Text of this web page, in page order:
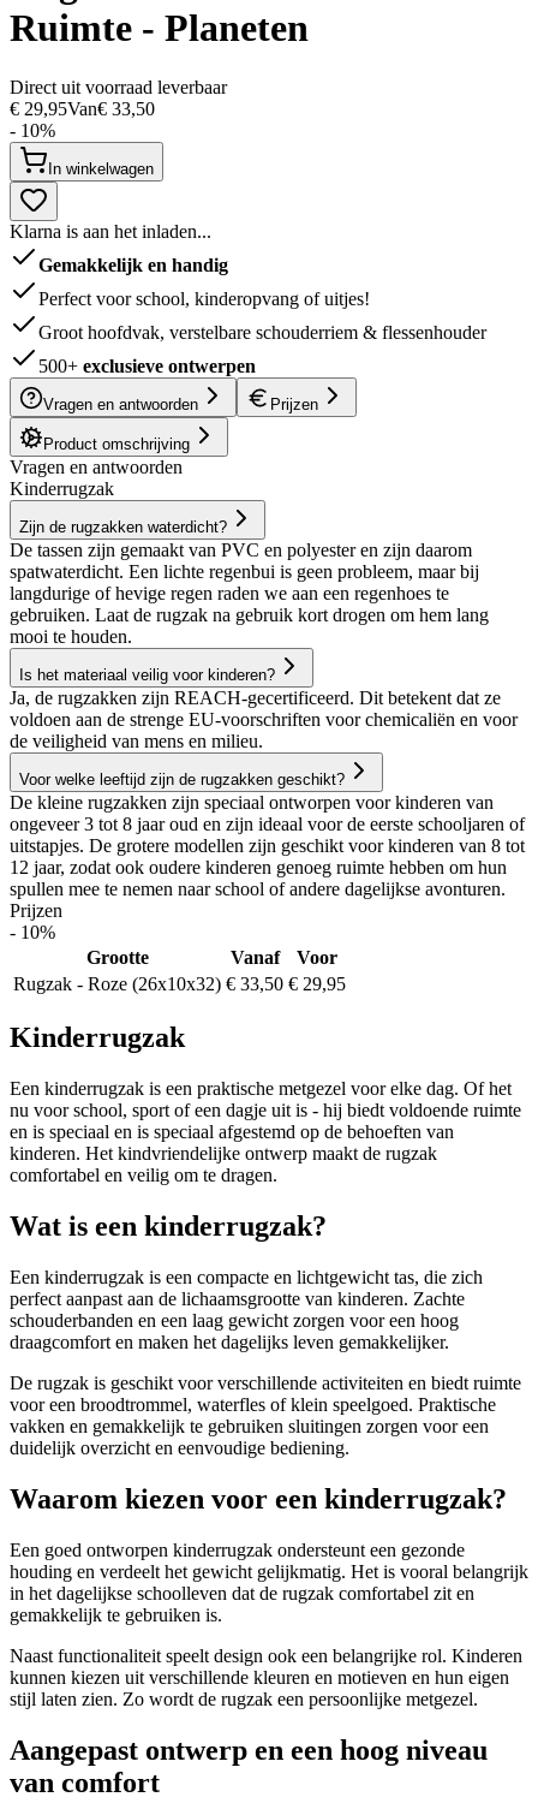
Ruimte - Planeten
Direct uit voorraad leverbaar
€ 29,95Van€ 33,50
- 10%
In winkelwagen
Klarna is aan het inladen...
Gemakkelijk en handig
Perfect voor school, kinderopvang of uitjes!
Groot hoofdvak, verstelbare schouderriem & flessenhouder
500+ exclusieve ontwerpen
Vragen en antwoorden Prijzen
Product omschrijving
Vragen en antwoorden
Kinderrugzak
Zijn de rugzakken waterdicht?
De tassen zijn gemaakt van PVC en polyester en zijn daarom
spatwaterdicht. Een lichte regenbui is geen probleem, maar bij
langdurige of hevige regen raden we aan een regenhoes te
gebruiken. Laat de rugzak na gebruik kort drogen om hem lang
mooi te houden.
Is het materiaal veilig voor kinderen?
Ja, de rugzakken zijn REACH-gecertificeerd. Dit betekent dat ze
voldoen aan de strenge EU-voorschriften voor chemicaliën en voor
de veiligheid van mens en milieu.
Voor welke leeftijd zijn de rugzakken geschikt?
De kleine rugzakken zijn speciaal ontworpen voor kinderen van
ongeveer 3 tot 8 jaar oud en zijn ideaal voor de eerste schooljaren of
uitstapjes. De grotere modellen zijn geschikt voor kinderen van 8 tot
12 jaar, zodat ook oudere kinderen genoeg ruimte hebben om hun
spullen mee te nemen naar school of andere dagelijkse avonturen.
Prijzen
- 10%
Grootte
Vanaf
Voor
Rugzak - Roze (26x10x32) € 33,50 € 29,95
Kinderrugzak
Een kinderrugzak is een praktische metgezel voor elke dag. Of het
nu voor school, sport of een dagje uit is - hij biedt voldoende ruimte
en is speciaal en is speciaal afgestemd op de behoeften van
kinderen. Het kindvriendelijke ontwerp maakt de rugzak
comfortabel en veilig om te dragen.
Wat is een kinderrugzak?
Een kinderrugzak is een compacte en lichtgewicht tas, die zich
perfect aanpast aan de lichaamsgrootte van kinderen. Zachte
schouderbanden en een laag gewicht zorgen voor een hoog
draagcomfort en maken het dagelijks leven gemakkelijker.
De rugzak is geschikt voor verschillende activiteiten en biedt ruimte
voor een broodtrommel, waterfles of klein speelgoed. Praktische
vakken en gemakkelijk te gebruiken sluitingen zorgen voor een
duidelijk overzicht en eenvoudige bediening.
Waarom kiezen voor een kinderrugzak?
Een goed ontworpen kinderrugzak ondersteunt een gezonde
houding en verdeelt het gewicht gelijkmatig. Het is vooral belangrijk
in het dagelijkse schoolleven dat de rugzak comfortabel zit en
gemakkelijk te gebruiken is.
Naast functionaliteit speelt design ook een belangrijke rol. Kinderen
kunnen kiezen uit verschillende kleuren en motieven en hun eigen
stijl laten zien. Zo wordt de rugzak een persoonlijke metgezel.
Aangepast ontwerp en een hoog niveau
van comfort